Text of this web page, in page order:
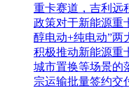
重卡赛道，吉利远
政策对于新能源重
醇电动+纯电动”两
积极推动新能源重
城市置换等场景的
宗运输批量签约交